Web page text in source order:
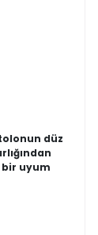
düz
bir uyum